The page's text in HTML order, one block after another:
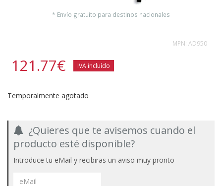
* Envío gratuito para destinos nacionales
MPN: AD950
121.77€ IVA incluído
Temporalmente agotado
¿Quieres que te avisemos cuando el
producto esté disponible?
Introduce tu eMail y recibiras un aviso muy pronto